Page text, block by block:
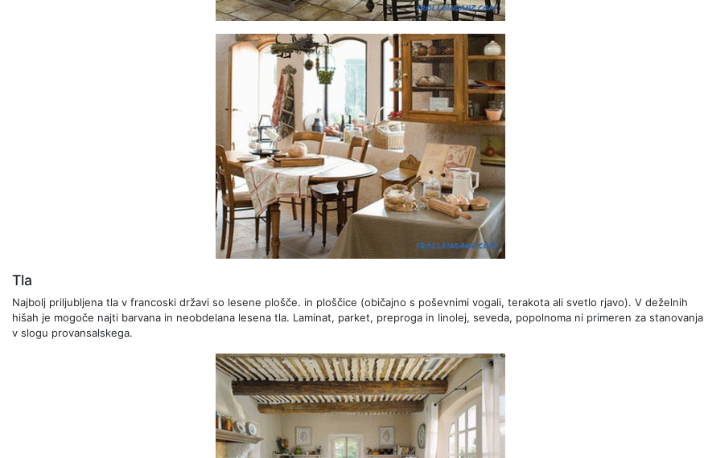
Tla
Najbolj priljubljena tla v francoski državi so lesene plošče. in ploščice (običajno s poševnimi vogali, terakota ali svetlo rjavo). V deželnih
hišah je mogoče najti barvana in neobdelana lesena tla. Laminat, parket, preproga in linolej, seveda, popolnoma ni primeren za stanovanja
v slogu provansalskega.